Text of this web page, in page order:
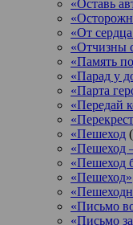
«Оставь
«От
«Отчизны
«Память
«Парад у
«Парта
«Передай
«Пешеход
«Пешеход
«Пешеход
«Пешеход»
«Письмо
«Письмо